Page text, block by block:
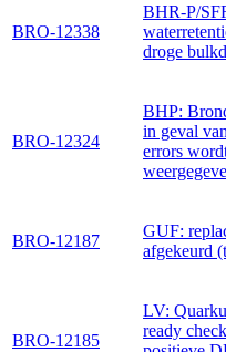
BRO-12338
BHR-P/
droge
BRO-12324
BHP:
in geval
errors
BRO-12187
GUF:
afgekeurd
BRO-12185
LV:
ready